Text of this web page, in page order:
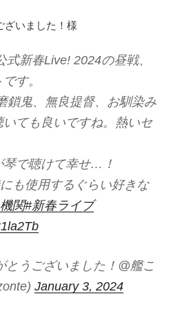
ざいました！様
新春Live! 2024の昼戦、
す。
鎖鬼、無良提督、お馴染み
ても良いですね。熱いセ
琴で聴けて幸せ…！
も使用するぐらい好きな
関#新春ライブ
うございました！@艦こ
January 3, 2024